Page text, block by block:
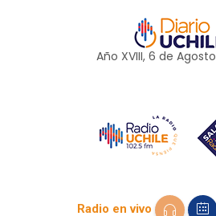
Año XVIII, 6 de Agosto
Radio en vivo